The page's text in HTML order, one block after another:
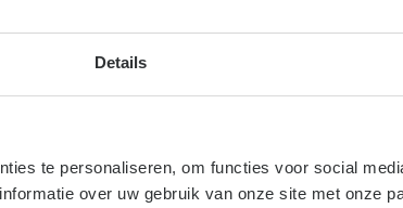
Details
te personaliseren, om functies voor social
over uw gebruik van onze site met onze